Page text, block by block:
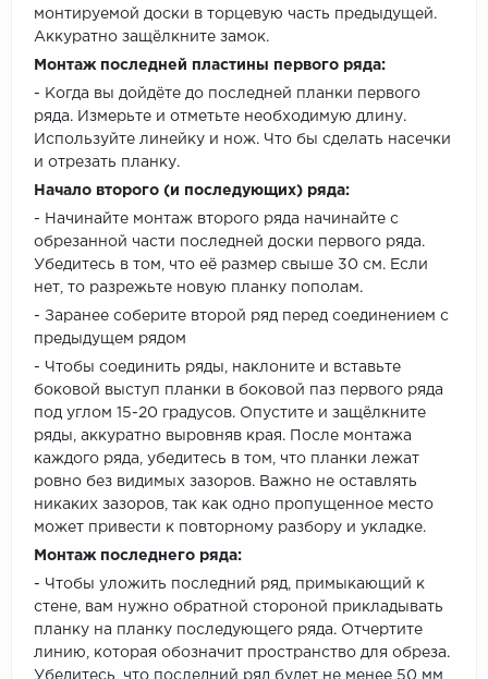
монтируемой доски в торцевую часть предыдущей.
Аккуратно защёлкните замок.
Монтаж последней пластины первого ряда:
- Когда вы дойдёте до последней планки первого
ряда. Измерьте и отметьте необходимую длину.
Используйте линейку и нож. Что бы сделать насечки
и отрезать планку.
Начало второго (и последующих) ряда:
- Начинайте монтаж второго ряда начинайте с
обрезанной части последней доски первого ряда.
Убедитесь в том, что её размер свыше 30 см. Если
нет, то разрежьте новую планку пополам.
- Заранее соберите второй ряд перед соединением с
предыдущем рядом
- Чтобы соединить ряды, наклоните и вставьте
боковой выступ планки в боковой паз первого ряда
под углом 15-20 градусов. Опустите и защёлкните
ряды, аккуратно выровняв края. После монтажа
каждого ряда, убедитесь в том, что планки лежат
ровно без видимых зазоров. Важно не оставлять
никаких зазоров, так как одно пропущенное место
может привести к повторному разбору и укладке.
Монтаж последнего ряда:
- Чтобы уложить последний ряд, примыкающий к
стене, вам нужно обратной стороной прикладывать
планку на планку последующего ряда. Отчертите
линию, которая обозначит пространство для обреза.
Убедитесь, что последний ряд будет не менее 50 мм